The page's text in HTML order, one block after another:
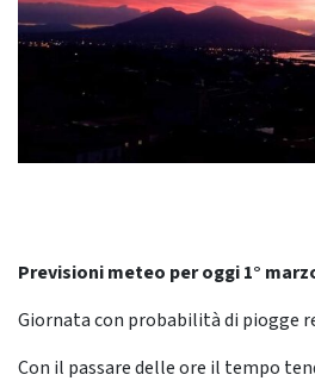
Previsioni meteo per oggi 1°
Giornata con probabilità di piogge
Con il passare delle ore il tempo